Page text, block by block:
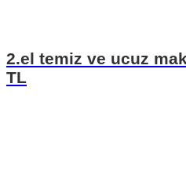
2.el temiz ve ucuz
TL